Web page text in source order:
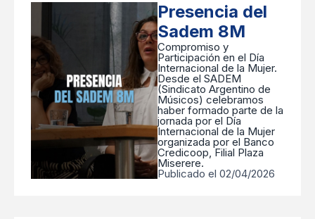
Presencia del
Sadem 8M
Compromiso y
Participación en el Día
Internacional de la Mujer.
Desde el SADEM
(Sindicato Argentino de
Músicos) celebramos
haber formado parte de la
jornada por el Día
Internacional de la Mujer
organizada por el Banco
Credicoop, Filial Plaza
Miserere.
Publicado el 02/04/2026